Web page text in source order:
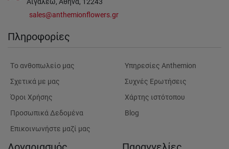
Αιγάλεω, Αθήνα, 12243
sales@anthemionflowers.gr
Πληροφορίες
Tο ανθοπωλείο μας
Σχετικά με μας
Όροι Χρήσης
Προσωπικά Δεδομένα
Επικοινωνήστε μαζί μας
Υπηρεσίες Anthemion
Συχνές Ερωτήσεις
Χάρτης ιστότοπου
Blog